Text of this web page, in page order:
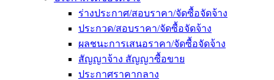
ร่างประกาศ/สอบราคา/จัดซื้อจัดจ้าง
ประกวด/สอบราคา/จัดซื้อจัดจ้าง
ผลชนะการเสนอราคา/จัดซื้อจัดจ้าง
สัญญาจ้าง สัญญาซื้อขาย
ประกาศราคากลาง